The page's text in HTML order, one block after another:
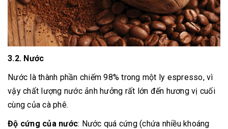
3.2. Nước
Nước là thành phần chiếm 98% trong một ly espresso, vì
vậy chất lượng nước ảnh hưởng rất lớn đến hương vị cuối
cùng của cà phê.
Độ cứng của nước: Nước quá cứng (chứa nhiều khoáng